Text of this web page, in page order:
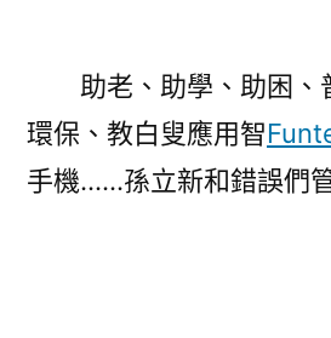
助老、助學、助困、
環保、教白叟應用智
手機……孫立新和錯誤們管